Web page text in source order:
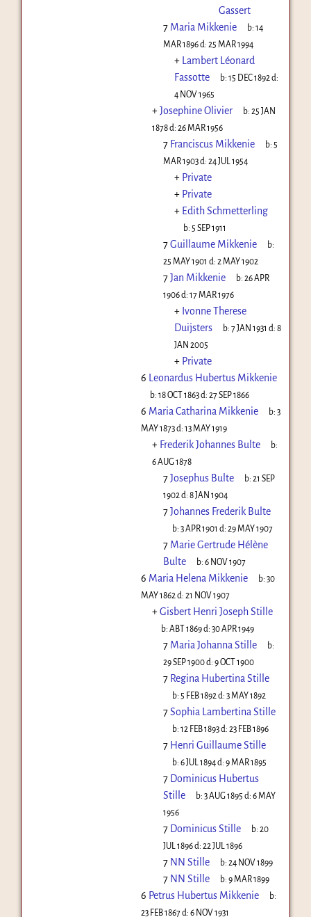
Gassert
7 Maria Mikkenie b:14
MAR 1896d: 25 MAR 1994
+ Lambert Léonard
Fassotte
b:15 DEC 1892 d:
4 NOV 1965
+Josephine Olivier b:25 JAN
1878d: 26 MAR 1956
7 Franciscus Mikkenie b: 5
MAR 1903d: 24 JUL 1954
+ Private
+ Private
+ Edith Schmetterling
b: 5 SEP 1911
7Guillaume Mikkenie
b:
25 MAY 1901 d: 2 MAY 1902
7Jan Mikkenie b:26 APR
1906d: 17 MAR 1976
+ Ivonne Therese
Duijsters
b:7 JAN 1931 d:8
JAN 2005
+ Private
6 Leonardus Hubertus Mikkenie
b:18 OCT 1863d:27 SEP 1866
6 Maria Catharina Mikkenie b:3
MAY 1873d: 13 MAY 1919
+ Frederik Johannes Bulte
b:
6 AUG 1878
7Josephus Bulte b:21 SEP
1902 d: 8 JAN 1904
7Johannes Frederik Bulte
b:3 APR 1901 d:29 MAY 1907
7 Marie Gertrude Hélène
Bulte
b:6 NOV 1907
6 Maria Helena Mikkenie b:30
MAY 1862 d: 21 NOV 1907
+Gisbert Henri Joseph Stille
b:ABT 1869d:30 APR 1949
7 Maria Johanna Stille
b:
29 SEP 1900d: 9 OCT 1900
7 Regina Hubertina Stille
b: 5 FEB 1892 d:3 MAY 1892
7Sophia Lambertina Stille
b:12 FEB 1893d:23 FEB 1896
7 Henri Guillaume Stille
b:6 JUL 1894d:9 MAR 1895
7 Dominicus Hubertus
Stille
b:3 AUG 1895 d:6 MAY
1956
7 Dominicus Stille b:20
JUL 1896d: 22 JUL 1896
7 NN Stille b:24 NOV 1899
7 NN Stille b:9 MAR 1899
6 Petrus Hubertus Mikkenie
b:
23 FEB 1867d: 6 NOV 1931